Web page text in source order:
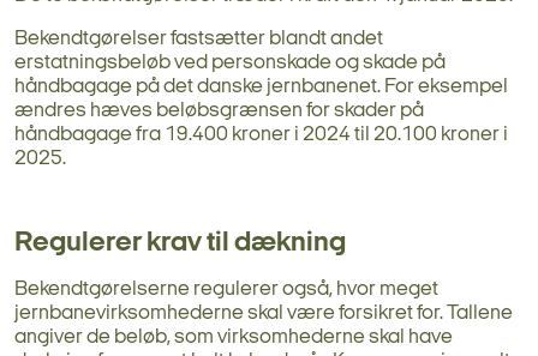
Bekendtgørelser fastsætter blandt andet
erstatningsbeløb ved personskade og skade på
håndbagage på det danske jernbanenet. For eksempel
ændres hæves beløbsgrænsen for skader på
håndbagage fra 19.400 kroner i 2024 til 20.100 kroner i
2025.
Regulerer krav til dækning
Bekendtgørelserne regulerer også, hvor meget
jernbanevirksomhederne skal være forsikret for. Tallene
angiver de beløb, som virksomhederne skal have